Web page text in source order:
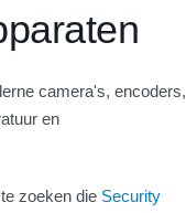
camera's, encoders,
en
zoeken die Security